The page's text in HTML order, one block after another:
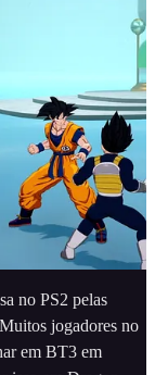
no PS2 pelas
jogadores no
em BT3 em